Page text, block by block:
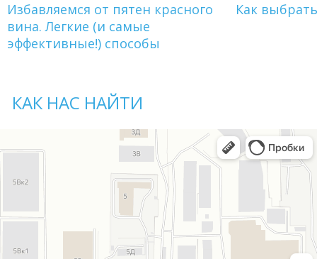
Избавляемся от пятен красного
вина. Легкие (и самые
эффективные!) способы
Как
КАК НАС НАЙТИ